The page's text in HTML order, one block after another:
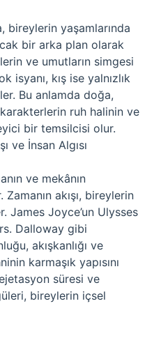
bireylerin yaşamlarında
bir arka plan olarak
ve umutların simgesi
isyanı, kış ise yalnızlık
Bu anlamda doğa,
ruh halinin ve
bir temsilcisi olur.
ve İnsan Algısı
ve mekânın
Zamanın akışı, bireylerin
James Joyce’un Ulysses
Dalloway gibi
akışkanlığı ve
karmaşık yapısını
süresi ve
bireylerin içsel